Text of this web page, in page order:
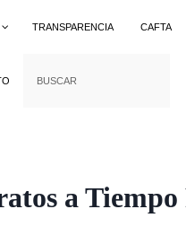
TRANSPARENCIA CAFTA
a Tiempo